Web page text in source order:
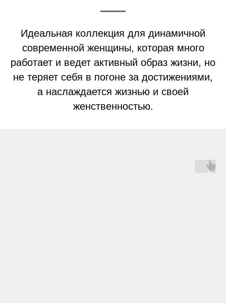
Идеальная коллекция для динамичной
современной женщины, которая много
работает и ведет активный образ жизни, но
не теряет себя в погоне за достижениями,
а наслаждается жизнью и своей
женственностью.